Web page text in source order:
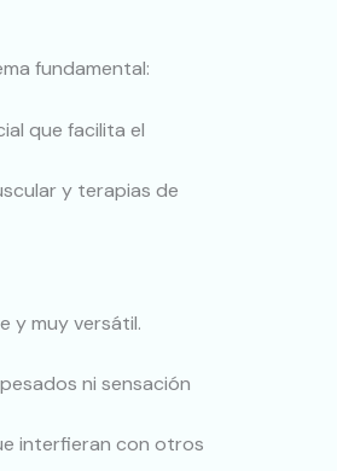
fundamental:
que facilita el
y terapias de
y muy versátil.
ni sensación
interfieran con otros